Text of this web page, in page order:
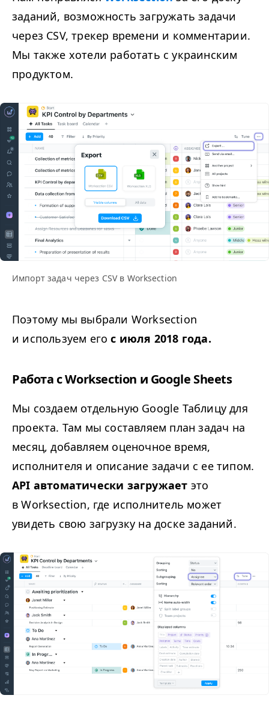
заданий, возможность загружать задачи
через CSV, трекер времени и комментарии.
Мы также хотели работать с украинским
продуктом.
Импорт задач через CSVв Worksection
Поэтому мы выбрали Worksection
и используем егос июля 2018 года.
Работа с Worksection и Google Sheets
Мы создаем отдельную Google Таблицу для
проекта. Там мы составляем план задач на
месяц, добавляем оценочное время,
исполнителя и описание задачи с ее типом.
API автоматически загружает это
в Worksection, где исполнитель может
увидеть свою загрузку на доске заданий.